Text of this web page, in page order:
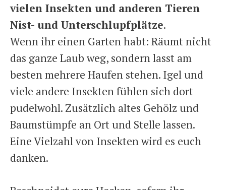
vielen Insekten und anderen Tieren
Nist- und Unterschlupfplätze.
Wenn ihr einen Garten habt: Räumt nicht
das ganze Laub weg, sondern lasst am
besten mehrere Haufen stehen. Igel und
viele andere Insekten fühlen sich dort
pudelwohl. Zusätzlich altes Gehölz und
Baumstümpfe an Ort und Stelle lassen.
Eine Vielzahl von Insekten wird es euch
danken.